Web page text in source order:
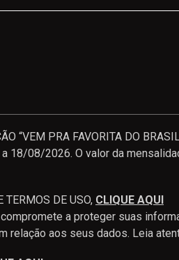
“VEM PRA FAVORITA DO
18/08/2026. O valor da
TERMOS DE USO, CLIQUE AQUI
a proteger suas
aos seus dados. Leia